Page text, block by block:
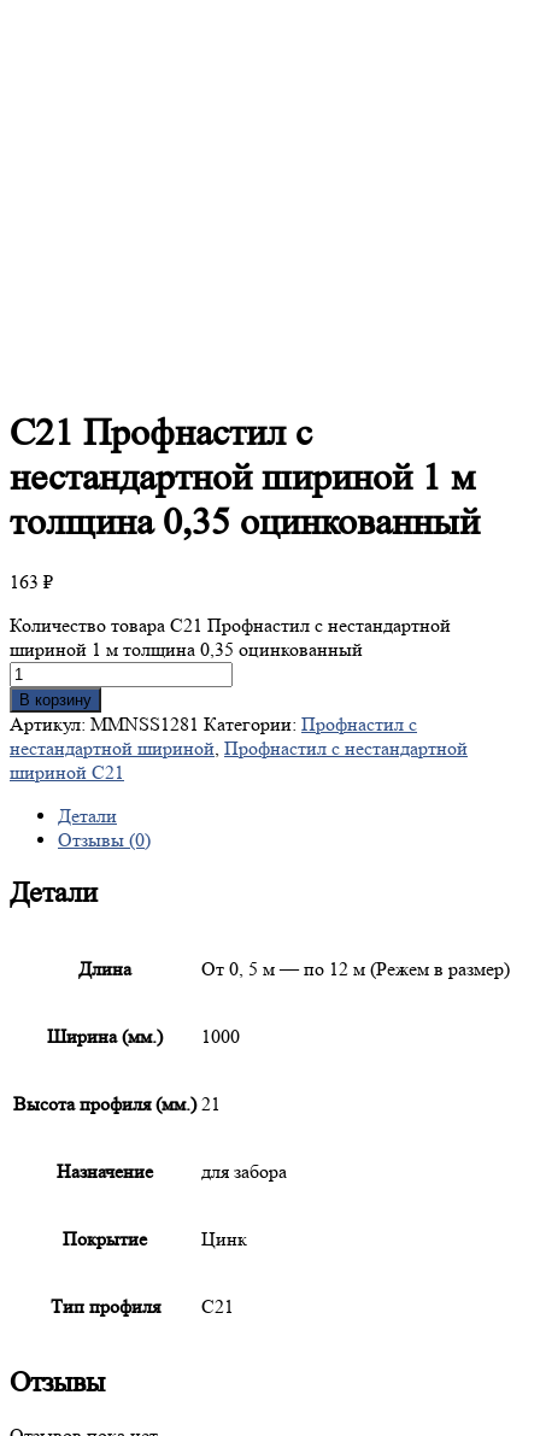
С21 Профнастил с
нестандартной шириной 1 м
толщина 0,35 оцинкованный
163 ₽
Количество товара С21 Профнастил с нестандартной
шириной 1 м толщина 0,35 оцинкованный
В корзину
Артикул: MMNSS1281 Категории: Профнастил с
нестандартной шириной, Профнастил с нестандартной
шириной С21
Детали
Отзывы (0)
Детали
Длина От 0, 5 м — по 12 м (Режем в размер)
Ширина (мм.) 1000
Высота профиля (мм.) 21
Назначение для забора
Покрытие Цинк
Тип профиля С21
Отзывы